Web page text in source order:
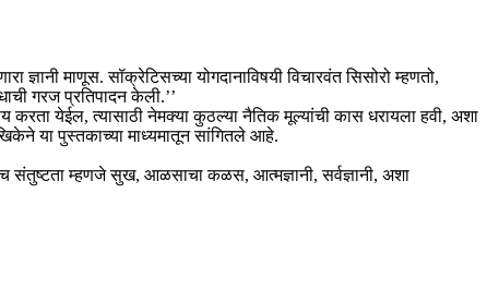
ज्ञानी माणूस. सॉक्रेटिसच्या योगदानाविषयी विचारवंत सिसोरो म्हणतो,
गरज प्रतिपादन केली.’’
येईल, त्यासाठी नेमक्या कुठल्या नैतिक मूल्यांची कास धरायला हवी, अशा
या पुस्तकाच्या माध्यमातून सांगितले आहे.
संतुष्टता म्हणजे सुख, आळसाचा कळस, आत्मज्ञानी, सर्वज्ञानी, अशा